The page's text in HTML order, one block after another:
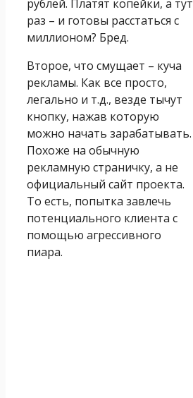
рублей. Платят копейки, а тут
раз – и готовы расстаться с
миллионом? Бред.
Второе, что смущает – куча
рекламы. Как все просто,
легально и т.д., везде тычут
кнопку, нажав которую
можно начать зарабатывать.
Похоже на обычную
рекламную страничку, а не
официальный сайт проекта.
То есть, попытка завлечь
потенциального клиента с
помощью агрессивного
пиара.